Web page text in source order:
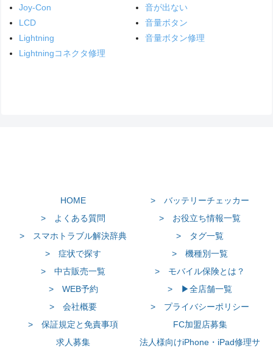
Joy-Con
LCD
Lightning
Lightningコネクタ修理
音が出ない
音量ボタン
音量ボタン修理
HOME
> バッテリーチェッカー
> よくある質問
> お役立ち情報一覧
> スマホトラブル解決辞典
> タグ一覧
> 症状で探す
> 機種別一覧
> 中古販売一覧
> モバイル保険とは？
> WEB予約
> ▶全店舗一覧
> 会社概要
> プライバシーポリシー
> 保証規定と免責事項
FC加盟店募集
求人募集
法人様向けiPhone・iPad修理サ